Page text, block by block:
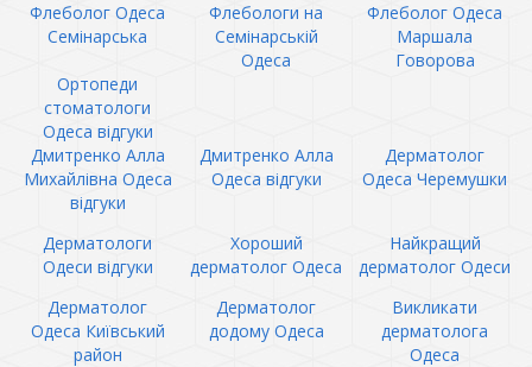
Флеболог Одеса
Семінарська
Флебологи на
Семінарській
Одеса
Флеболог Одеса
Маршала
Говорова
Ортопеди
стоматологи
Одеса відгуки
Дмитренко Алла
Михайлівна Одеса
відгуки
Дмитренко Алла
Одеса відгуки
Дерматолог
Одеса Черемушки
Дерматологи
Одеси відгуки
Хороший
дерматолог Одеса
Найкращий
дерматолог Одеси
Дерматолог
Одеса Київський
район
Дерматолог
додому Одеса
Викликати
дерматолога
Одеса